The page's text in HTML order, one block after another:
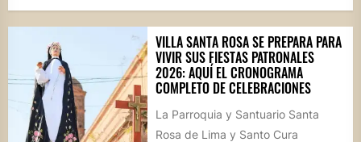
VILLA SANTA ROSA SE PREPARA PARA
VIVIR SUS FIESTAS PATRONALES
2026: AQUÍ EL CRONOGRAMA
COMPLETO DE CELEBRACIONES
La Parroquia y Santuario Santa
Rosa de Lima y Santo Cura